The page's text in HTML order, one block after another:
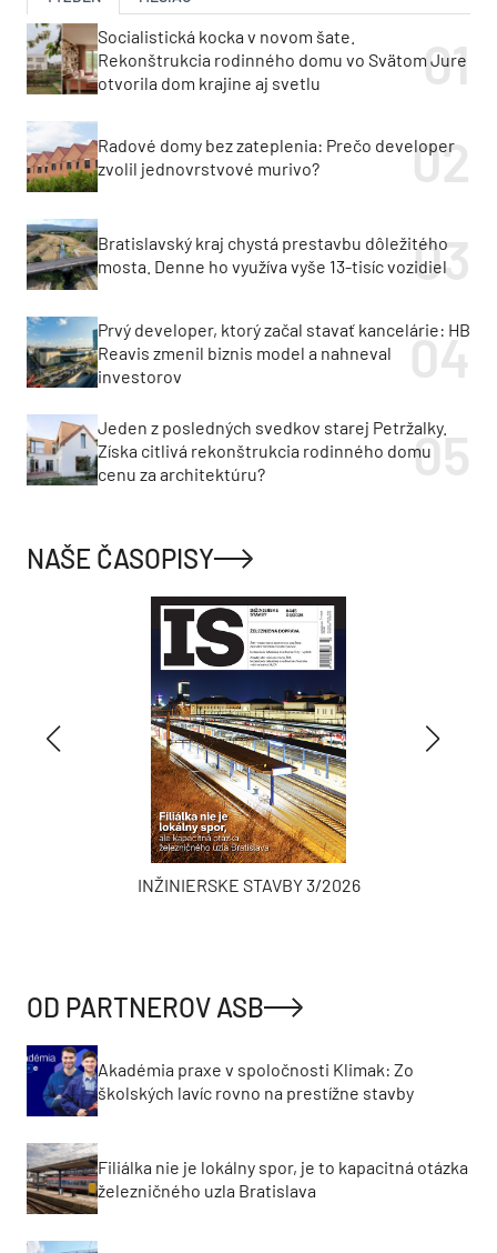
Socialistická kocka v novom šate.
Rekonštrukcia rodinného domu vo Svätom Jure
otvorila dom krajine aj svetlu
Radové domy bez zateplenia: Prečo developer
zvolil jednovrstvové murivo?
Bratislavský kraj chystá prestavbu dôležitého
mosta. Denne ho využíva vyše 13-tisíc vozidiel
Prvý developer, ktorý začal stavať kancelárie: HB
Reavis zmenil biznis model a nahneval
investorov
Jeden z posledných svedkov starej Petržalky.
Získa citlivá rekonštrukcia rodinného domu
cenu za architektúru?
NAŠE ČASOPISY
INŽINIERSKE STAVBY 3/2026
OD PARTNEROV ASB
Akadémia praxe v spoločnosti Klimak: Zo
školských lavíc rovno na prestížne stavby
Filiálka nie je lokálny spor, je to kapacitná otázka
železničného uzla Bratislava